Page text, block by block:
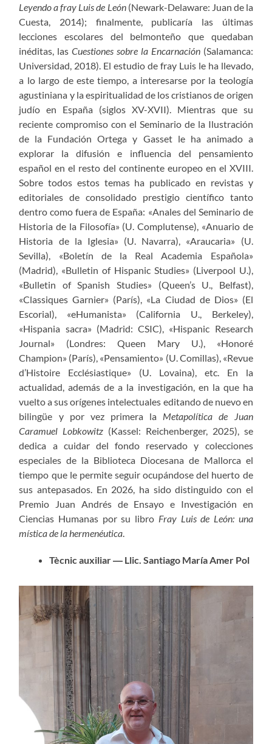
Leyendo a fray Luis de León(Newark-Delaware: Juan de la
Cuesta, 2014); finalmente, publicaría las últimas
lecciones escolares del belmonteño que quedaban
inéditas, lasCuestiones sobre la Encarnación(Salamanca:
Universidad, 2018). El estudio de fray Luis le ha llevado,
a lo largo de este tiempo, a interesarse por la teología
agustiniana y la espiritualidad de los cristianos de origen
judío en España (siglos XV-XVII). Mientras que su
reciente compromiso con el Seminario de la Ilustración
de la Fundación Ortega y Gasset le ha animado a
explorar la difusión e influencia del pensamiento
español en el resto del continente europeo en el XVIII.
Sobre todos estos temas ha publicado en revistas y
editoriales de consolidado prestigio científico tanto
dentro como fuera de España: «Anales del Seminario de
Historia de la Filosofía» (U. Complutense), «Anuario de
Historia de la Iglesia» (U. Navarra), «Araucaria» (U.
Sevilla), «Boletín de la Real Academia Española»
(Madrid), «Bulletin of Hispanic Studies» (Liverpool U.),
«Bulletin of Spanish Studies» (Queen’s U., Belfast),
«Classiques Garnier» (París), «La Ciudad de Dios» (El
Escorial), «eHumanista» (California U., Berkeley),
«Hispania sacra» (Madrid: CSIC), «Hispanic Research
Journal» (Londres: Queen Mary U.), «Honoré
Champion» (París), «Pensamiento» (U. Comillas), «Revue
d’Histoire Ecclésiastique» (U. Lovaina), etc. En la
actualidad, además de a la investigación, en la que ha
vuelto a sus orígenes intelectuales editando de nuevo en
bilingüe y por vez primera la Metapolítica de Juan
Caramuel Lobkowitz (Kassel: Reichenberger, 2025), se
dedica a cuidar del fondo reservado y colecciones
especiales de la Biblioteca Diocesana de Mallorca el
tiempo que le permite seguir ocupándose del huerto de
sus antepasados. En 2026, ha sido distinguido con el
Premio Juan Andrés de Ensayo e Investigación en
Ciencias Humanas por su libro Fray Luis de León: una
mística de la hermenéutica
Tècnic auxiliar ― Llic. Santiago María Amer Pol